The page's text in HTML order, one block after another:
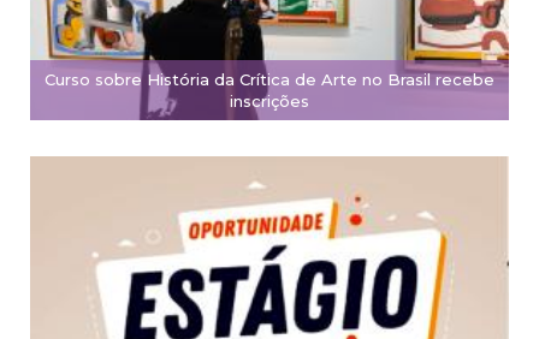
Curso sobre História da Crítica de Arte no Brasil recebe
inscrições